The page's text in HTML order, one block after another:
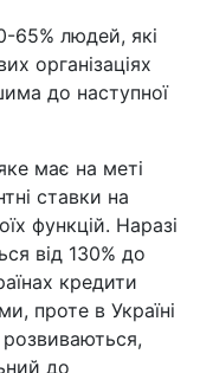
65% людей, які
організаціях
до наступної
має на меті
ставки на
функцій. Наразі
від 130% до
кредити
проте в Україні
до